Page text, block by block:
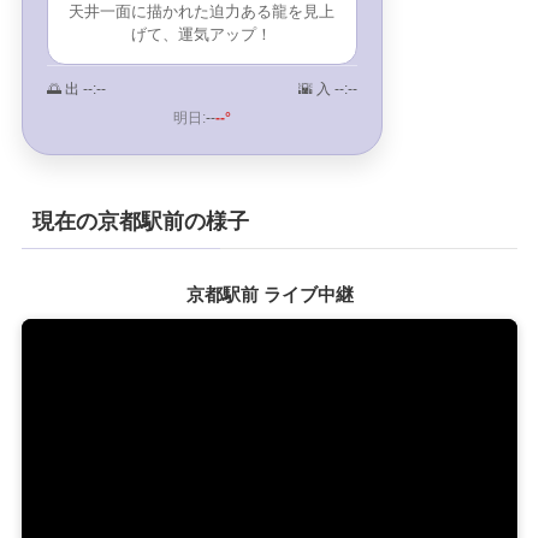
天井一面に描かれた迫力ある龍を見上
げて、運気アップ！
🌅 出 --:-- 🌇 入 --:--
明日:----°
現在の京都駅前の様子
京都駅前 ライブ中継